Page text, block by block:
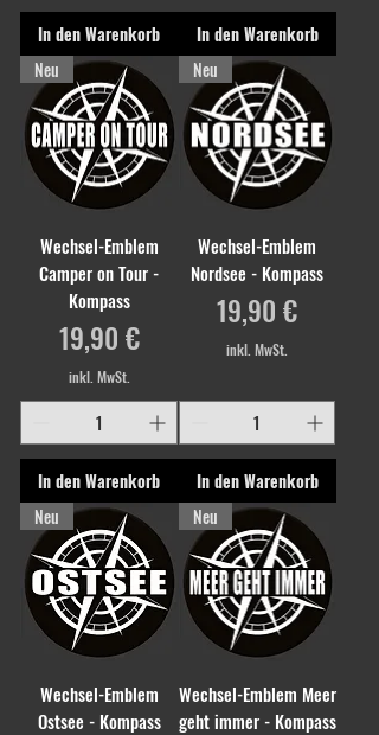
In den Warenkorb
In den Warenkorb
Neu
Wechsel-Emblem
Camper on Tour -
Kompass
Preis
19,90 €
inkl. MwSt.
In den Warenkorb
Neu
Wechsel-Emblem
Nordsee - Kompass
Preis
19,90 €
inkl. MwSt.
In den Warenkorb
Neu
Wechsel-Emblem
Ostsee - Kompass
Neu
Wechsel-Emblem Meer
geht immer - Kompass